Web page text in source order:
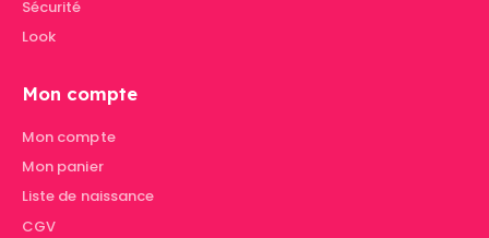
Sécurité
Look
Mon compte
Mon compte
Mon panier
Liste de naissance
CGV